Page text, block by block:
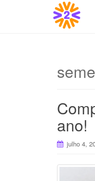
ano!
julho 4,